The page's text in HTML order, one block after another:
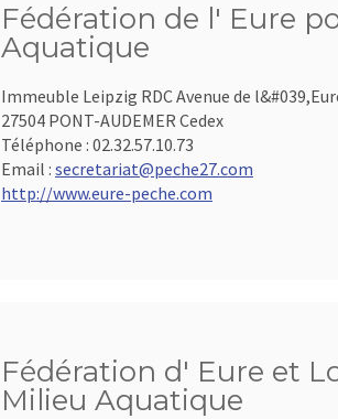
Fédération de l' Eure
Aquatique
Immeuble Leipzig RDC Avenue de
27504 PONT-AUDEMER Cedex
Téléphone : 02.32.57.10.73
Email : secretariat@peche27.com
http://www.eure-peche.com
Fédération d' Eure et
Milieu Aquatique